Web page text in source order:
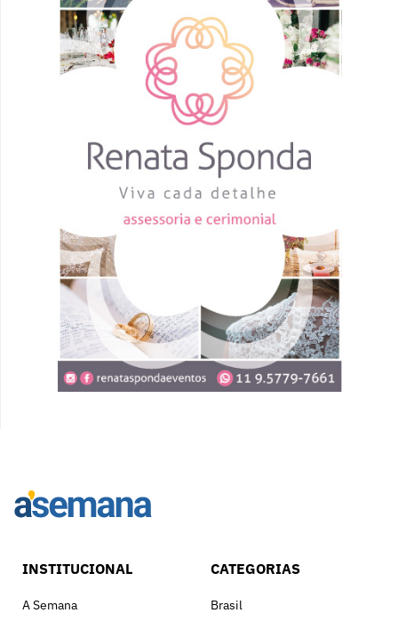
INSTITUCIONAL
A Semana
CATEGORIAS
Brasil